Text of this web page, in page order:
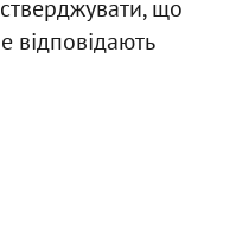
що
відповідають